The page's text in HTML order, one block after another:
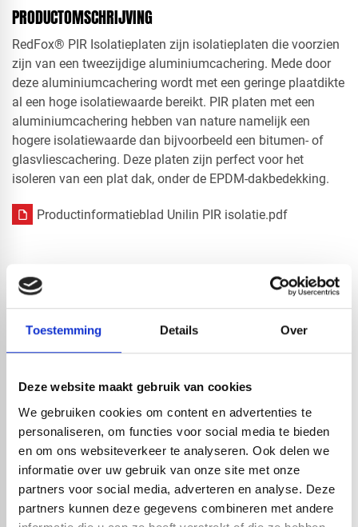
Toestemming Details Over
Deze website maakt gebruik van cookies
We gebruiken cookies om content en advertenties te
personaliseren, om functies voor social media te bieden
en om ons websiteverkeer te analyseren. Ook delen we
informatie over uw gebruik van onze site met onze
partners voor social media, adverteren en analyse. Deze
partners kunnen deze gegevens combineren met andere
PRODUCTOMSCHRIJVING
RedFox® PIR Isolatieplaten zijn isolatieplaten die voorzien
zijn van een tweezijdige aluminiumcachering. Mede door
deze aluminiumcachering wordt met een geringe plaatdikte
al een hoge isolatiewaarde bereikt. PIR platen met een
aluminiumcachering hebben van nature namelijk een
hogere isolatiewaarde dan bijvoorbeeld een bitumen- of
glasvliescachering. Deze platen zijn perfect voor het
isoleren van een plat dak, onder de EPDM-dakbedekking.
Productinformatieblad Unilin PIR isolatie.pdf
HOE ISOLEER IK MIJN DAK MET UNILIN PIR PLATEN?
Het is belangrijk om met een kale ondergrond te starten. Op